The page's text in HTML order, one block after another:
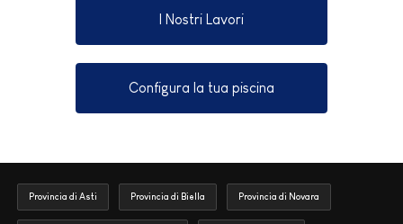
I Nostri Lavori
Configura la tua piscina
Provincia di Asti Provincia di Biella Provincia di Novara